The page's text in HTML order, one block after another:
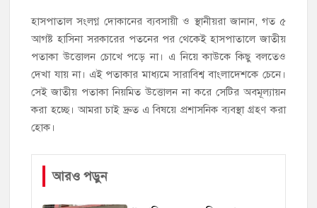
হাসপাতাল সংলগ্ন দোকানের ব্যবসায়ী ও স্থানীয়রা জানান, গত ৫
আগষ্ট হাসিনা সরকারের পতনের পর থেকেই হাসপাতালে জাতীয়
পতাকা উত্তোলন চোখে পড়ে না। এ নিয়ে কাউকে কিছু বলতেও
দেখা যায় না। এই পতাকার মাধ্যমে সারাবিশ্ব বাংলাদেশকে চেনে।
সেই জাতীয় পতাকা নিয়মিত উত্তোলন না করে সেটির অবমূল্যায়ন
করা হচ্ছে। আমরা চাই দ্রুত এ বিষয়ে প্রশাসনিক ব্যবস্থা গ্রহণ করা
হোক।
আরও পড়ুন